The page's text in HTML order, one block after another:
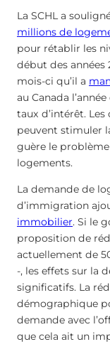
La SCHL a
millions de
pour rétablir les
début des années
mois-ci qu’il a
au Canada
taux d’intérêt.
peuvent stimuler
guère le
logements.
La demande de
d’immigration
immobilier. Si le
proposition de
actuellement de
-, les effets sur la
significatifs. La
démographique
demande avec
que cela ait un